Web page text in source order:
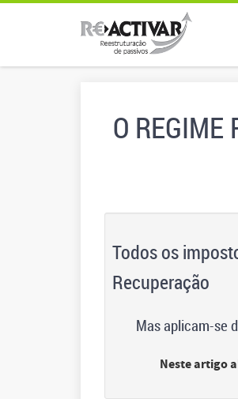
O REGIME
Todos os
Recuperação
Mas aplicam-se
Neste artigo